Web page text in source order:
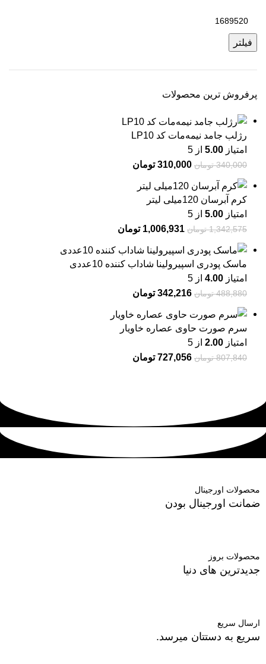
فیلتر
پرفروش ترین محصولات
رژلب جامد نیمه‌مات کد LP10
امتیاز 5.00 از 5
340,000 تومان 310,000 تومان
کرم آبرسان 120میلی لیتر
امتیاز 5.00 از 5
1,342,575 تومان 1,006,931 تومان
ماسک پودری اسپیرولینا شاداب کننده 10عددی
امتیاز 4.00 از 5
488,880 تومان 342,216 تومان
سرم صورت حاوی عصاره خاویار
امتیاز 2.00 از 5
807,840 تومان 727,056 تومان
محصولات اورجینال
ضمانت اورجینال بودن
محصولات بروز
جدیدترین های دنیا
ارسال سریع
سریع به دستتان میرسد.